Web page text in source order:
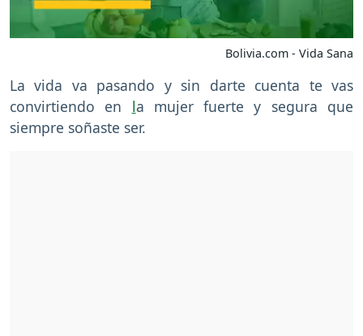
Bolivia.com - Vida Sana
La vida va pasando y sin darte cuenta te vas
convirtiendo en la mujer fuerte y segura que
siempre soñaste ser.